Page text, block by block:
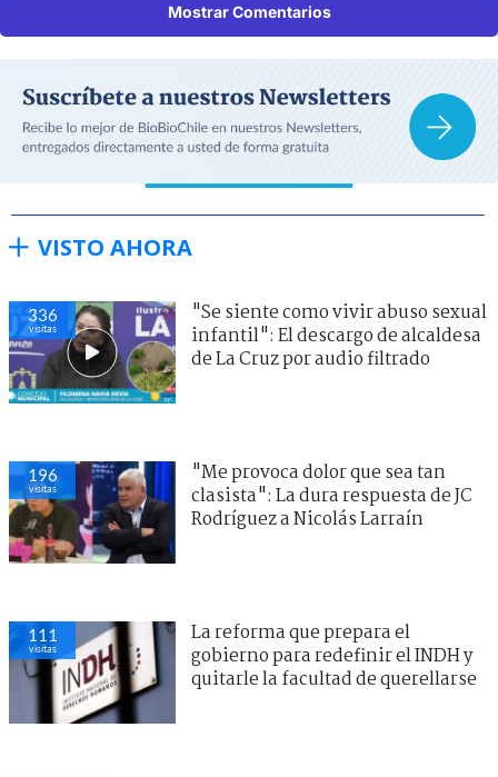
Mostrar Comentarios
VISTO AHORA
336
visitas
"Se siente como vivir abuso sexual
infantil": El descargo de alcaldesa
de La Cruz por audio filtrado
196
visitas
"Me provoca dolor que sea tan
clasista": La dura respuesta de JC
Rodríguez a Nicolás Larraín
111
visitas
La reforma que prepara el
gobierno para redefinir el INDH y
quitarle la facultad de querellarse